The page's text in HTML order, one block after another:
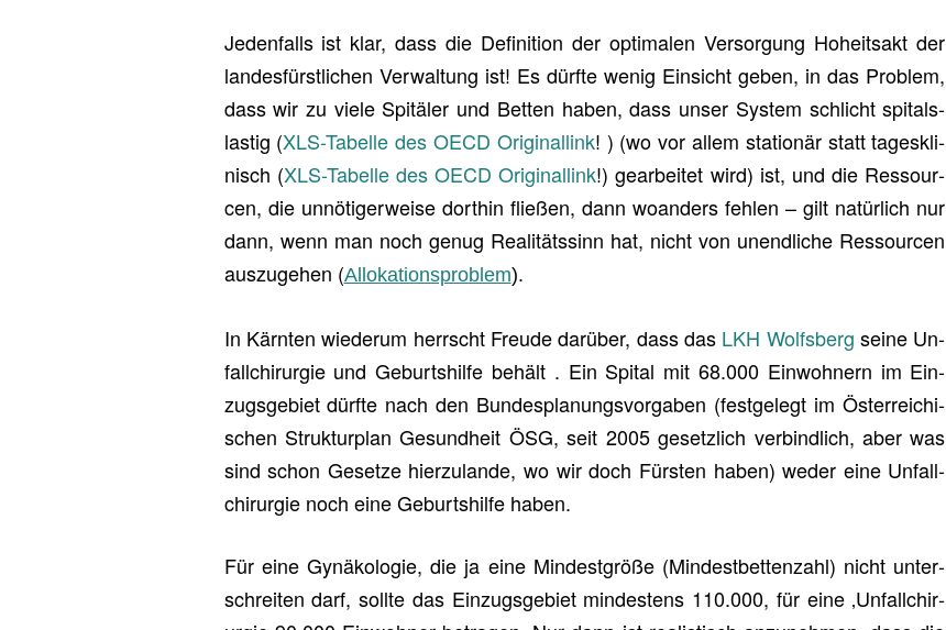
Je­den­falls ist klar, dass die De­fi­ni­ti­on der op­ti­ma­len Ver­sor­gung Ho­heits­akt der
lan­des­fürst­li­chen Ver­wal­tung ist! Es dürf­te wenig Ein­sicht geben, in das Pro­blem,
dass wir zu viele Spi­tä­ler und Bet­ten haben, dass unser Sys­tem schlicht spi­tals­
las­tig (XLS-Ta­bel­le des OECD Ori­gi­nal­link! ) (wo vor allem sta­tio­när statt ta­ges­kli­
nisch (XLS-Ta­bel­le des OECD Ori­gi­nal­link!)ge­ar­bei­tet wird) ist, und die Res­sour­
cen, die un­nö­ti­ger­wei­se dort­hin flie­ßen, dann wo­an­ders feh­len – gilt na­tür­lich nur
dann, wenn man noch genug Rea­li­täts­sinn hat, nicht von un­end­li­che Res­sour­cen
aus­zu­ge­hen (Al­lo­ka­ti­ons­pro­blem).
In Kärn­ten wie­der­um herrscht Freu­de dar­über, dass das LKH Wolfs­bergseine Un­
fall­chir­ur­gie und Ge­burts­hil­fe be­hält . Ein Spi­tal mit 68.000 Ein­woh­nern im Ein­
zugs­ge­biet dürf­te nach den Bun­des­pla­nungs­vor­ga­ben (fest­ge­legt im Ös­ter­rei­chi­
schen Struk­tur­plan Ge­sund­heit ÖSG, seit 2005 ge­setz­lich ver­bind­lich, aber was
sind schon Ge­set­ze hier­zu­lan­de, wo wir doch Fürs­ten haben) weder eine Un­fall­
chir­ur­gie noch eine Ge­burts­hil­fe haben.
Für eine Gy­nä­ko­lo­gie, die ja eine Min­dest­grö­ße (Min­dest­bet­ten­zahl) nicht un­ter­
schrei­ten darf, soll­te das Ein­zugs­ge­biet min­des­tens 110.000, für eine ‚Un­fall­chir­